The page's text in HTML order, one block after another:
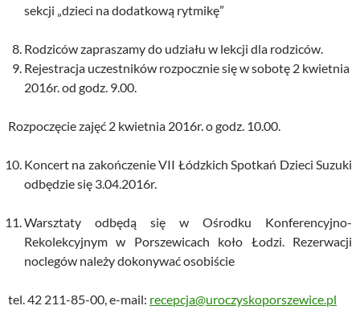
sekcji „dzieci na dodatkową rytmikę”
Rodziców zapraszamy do udziału w lekcji dla rodziców.
Rejestracja uczestników rozpocznie się w sobotę 2 kwietnia
2016r. od godz. 9.00.
Rozpoczęcie zajęć 2 kwietnia 2016r. o godz. 10.00.
Koncert na zakończenie VII Łódzkich Spotkań Dzieci Suzuki
odbędzie się 3.04.2016r.
Warsztaty odbędą się w Ośrodku Konferencyjno-
Rekolekcyjnym w Porszewicach koło Łodzi. Rezerwacji
noclegów należy dokonywać osobiście
tel. 42 211-85-00, e-mail: recepcja@uroczyskoporszewice.pl